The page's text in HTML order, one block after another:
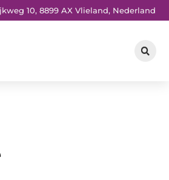
10, 8899 AX Vlieland, Nederland